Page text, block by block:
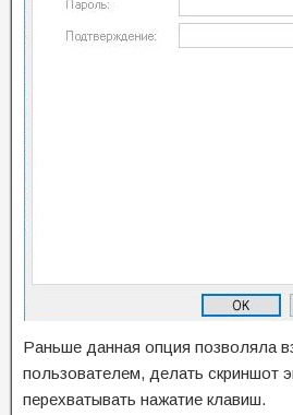
Раньше данная опция позволяла
пользователем, делать скриншот
перехватывать нажатие клавиш.